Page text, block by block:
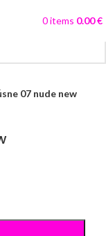
0items 0.00€
07 nude new